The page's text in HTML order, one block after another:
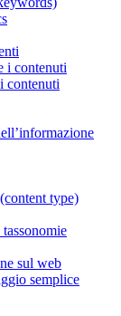
i contenuti
contenuti
type)
sul web
semplice